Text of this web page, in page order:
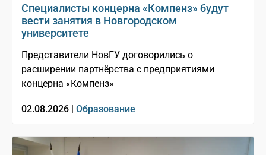
Специалисты концерна «Компенз» будут
вести занятия в Новгородском
университете
Представители НовГУ договорились о
расширении партнёрства с предприятиями
концерна «Компенз»
02.08.2026 | Образование